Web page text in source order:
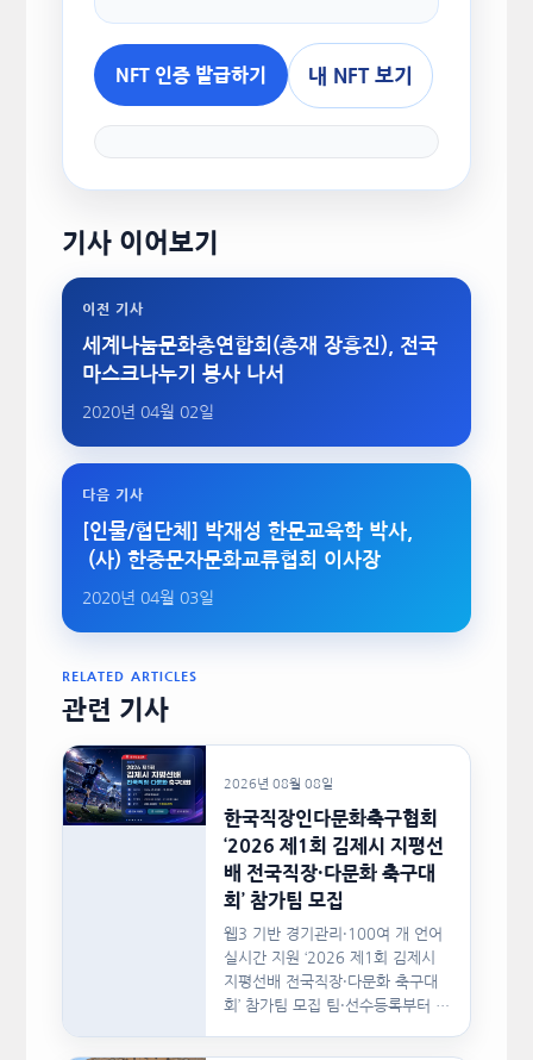
NFT 인증 발급하기 내 NFT 보기
기사 이어보기
이전 기사
세계나눔문화총연합회(총재 장흥진), 전국
마스크나누기 봉사 나서
2020년 04월 02일
다음 기사
[인물/협단체] 박재성 한문교육학 박사,
(사) 한중문자문화교류협회 이사장
2020년 04월 03일
RELATED ARTICLES
관련 기사
2026년 08월 08일
한국직장인다문화축구협회
‘2026 제1회 김제시 지평선
배 전국직장·다문화 축구대
회’ 참가팀 모집
웹3 기반 경기관리·100여 개 언어
실시간 지원 ‘2026 제1회 김제시
지평선배 전국직장·다문화 축구대
회’ 참가팀 모집 팀·선수등록부터 경